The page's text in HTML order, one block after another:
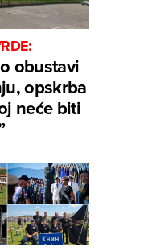
obustavi
opskrba
neće biti